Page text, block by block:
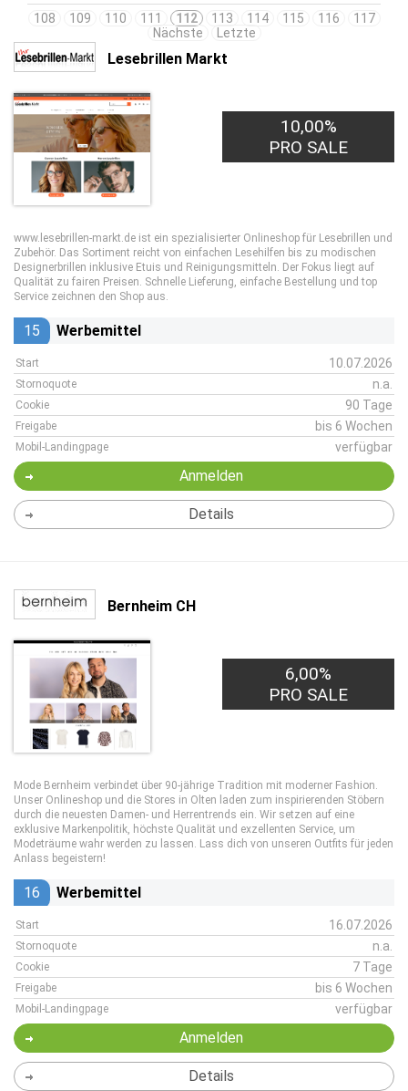
108
109 110 111 112 113 114 115 116
117
Nächste
Letzte
Lesebrillen Markt
10,00%
PRO SALE
www.lesebrillen-markt.de ist ein spezialisierter Onlineshop für Lesebrillen und
Zubehör. Das Sortiment reicht von einfachen Lesehilfen bis zu modischen
Designerbrillen inklusive Etuis und Reinigungsmitteln. Der Fokus liegt auf
Qualität zu fairen Preisen. Schnelle Lieferung, einfache Bestellung und top
Service zeichnen den Shop aus.
15 Werbemittel
Start 10.07.2026
Stornoquote n.a.
Cookie 90 Tage
Freigabe bis 6 Wochen
Mobil-Landingpage verfügbar
Anmelden
Details
Bernheim CH
6,00%
PRO SALE
Mode Bernheim verbindet über 90-jährige Tradition mit moderner Fashion.
Unser Onlineshop und die Stores in Olten laden zum inspirierenden Stöbern
durch die neuesten Damen- und Herrentrends ein. Wir setzen auf eine
exklusive Markenpolitik, höchste Qualität und exzellenten Service, um
Modeträume wahr werden zu lassen. Lass dich von unseren Outfits für jeden
Anlass begeistern!
16 Werbemittel
Start 16.07.2026
Stornoquote n.a.
Cookie 7 Tage
Freigabe bis 6 Wochen
Mobil-Landingpage verfügbar
Anmelden
Details